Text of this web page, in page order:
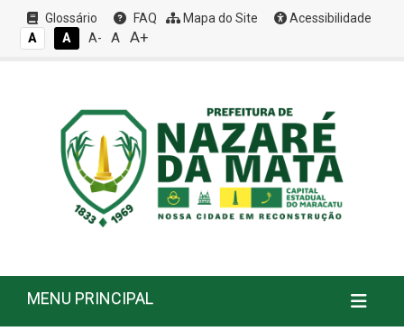
Glossário FAQ Mapa do Site
Acessibilidade
A
A A- A A+
MENU PRINCIPAL